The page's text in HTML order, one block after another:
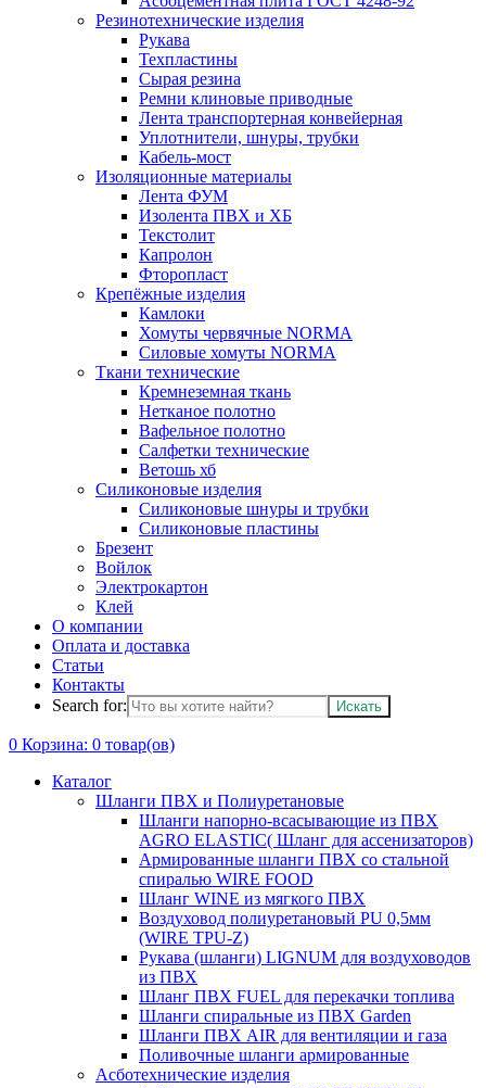
Резинотехнические изделия
Рукава
Техпластины
Сырая резина
Ремни клиновые приводные
Лента транспортерная конвейерная
Уплотнители, шнуры, трубки
Кабель-мост
Изоляционные материалы
Лента ФУМ
Изолента ПВХ и ХБ
Текстолит
Капролон
Фторопласт
Крепёжные изделия
Камлоки
Хомуты червячные NORMA
Силовые хомуты NORMA
Ткани технические
Кремнеземная ткань
Нетканое полотно
Вафельное полотно
Салфетки технические
Ветошь хб
Силиконовые изделия
Силиконовые шнуры и трубки
Силиконовые пластины
Брезент
Войлок
Электрокартон
Клей
О компании
Оплата и доставка
Статьи
Контакты
Search for:
0 Корзина: 0 товар(ов)
Каталог
Шланги ПВХ и Полиуретановые
Шланги напорно-всасывающие из ПВХ
AGRO ELASTIC( Шланг для ассенизаторов)
Армированные шланги ПВХ со стальной
спиралью WIRE FOOD
Шланг WINE из мягкого ПВХ
Воздуховод полиуретановый PU 0,5мм
(WIRE TPU-Z)
Рукава (шланги) LIGNUM для воздуховодов
из ПВХ
Шланг ПВХ FUEL для перекачки топлива
Шланги спиральные из ПВХ Garden
Шланги ПВХ AIR для вентиляции и газа
Поливочные шланги армированные
Асботехнические изделия